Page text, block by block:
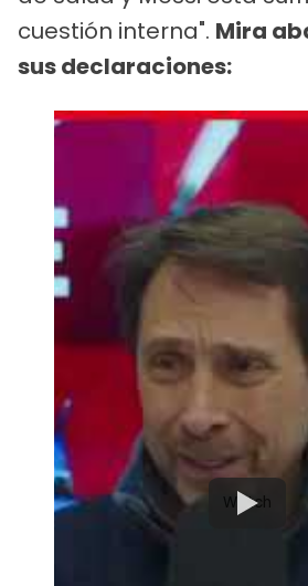
cuestión interna". Mira
sus declaraciones:
Watch